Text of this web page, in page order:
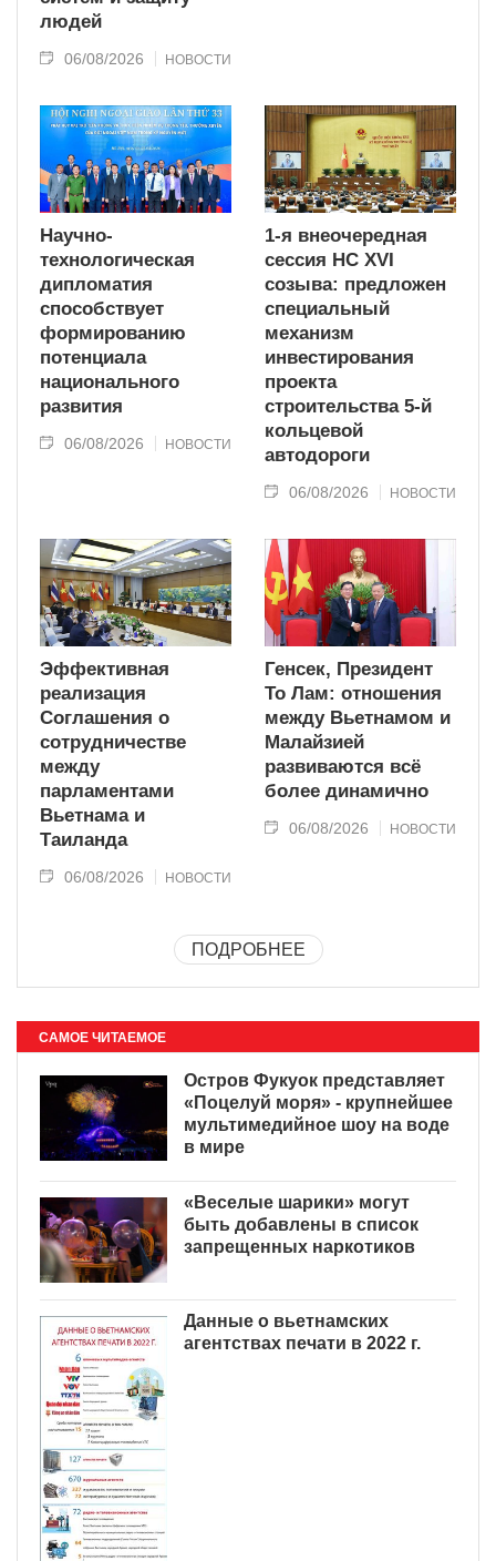
людей
06/08/2026 НОВОСТИ
Научно-
технологическая
дипломатия
способствует
формированию
потенциала
национального
развития
06/08/2026 НОВОСТИ
1-я внеочередная
сессия НС XVI
созыва: предложен
специальный
механизм
инвестирования
проекта
строительства 5-й
кольцевой
автодороги
06/08/2026 НОВОСТИ
Эффективная
реализация
Соглашения о
сотрудничестве
между
парламентами
Вьетнама и
Таиланда
06/08/2026 НОВОСТИ
Генсек, Президент
То Лам: отношения
между Вьетнамом и
Малайзией
развиваются всё
более динамично
06/08/2026 НОВОСТИ
ПОДРОБНЕЕ
САМОЕ ЧИТАЕМОЕ
Остров Фукуок представляет
«Поцелуй моря» - крупнейшее
мультимедийное шоу на воде
в мире
«Веселые шарики» могут
быть добавлены в список
запрещенных наркотиков
Данные о вьетнамских
агентствах печати в 2022 г.